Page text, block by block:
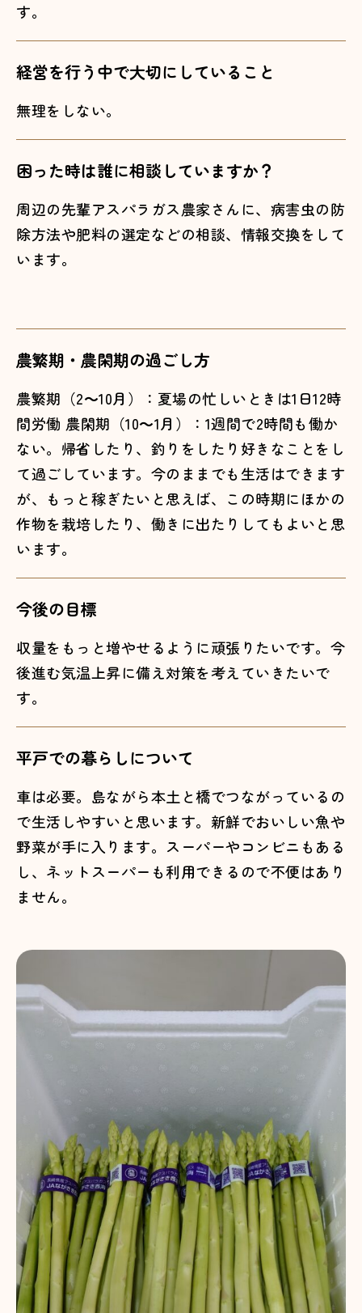
す。
経営を行う中で大切にしていること
無理をしない。
困った時は誰に相談していますか？
周辺の先輩アスパラガス農家さんに、病害虫の防
除方法や肥料の選定などの相談、情報交換をして
います。
農繁期・農閑期の過ごし方
農繁期（2～10月）：夏場の忙しいときは1日12時
間労働 農閑期（10～1月）：1週間で2時間も働か
ない。帰省したり、釣りをしたり好きなことをし
て過ごしています。今のままでも生活はできます
が、もっと稼ぎたいと思えば、この時期にほかの
作物を栽培したり、働きに出たりしてもよいと思
います。
今後の目標
収量をもっと増やせるように頑張りたいです。今
後進む気温上昇に備え対策を考えていきたいで
す。
平戸での暮らしについて
車は必要。島ながら本土と橋でつながっているの
で生活しやすいと思います。新鮮でおいしい魚や
野菜が手に入ります。スーパーやコンビニもある
し、ネットスーパーも利用できるので不便はあり
ません。